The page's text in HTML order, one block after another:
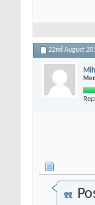
22nd August